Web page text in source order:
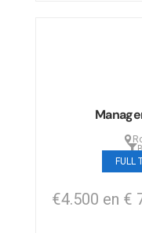
FULL
€4.500 en €